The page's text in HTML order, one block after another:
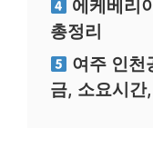
에케베리
총정리
여주 인천
금, 소요시